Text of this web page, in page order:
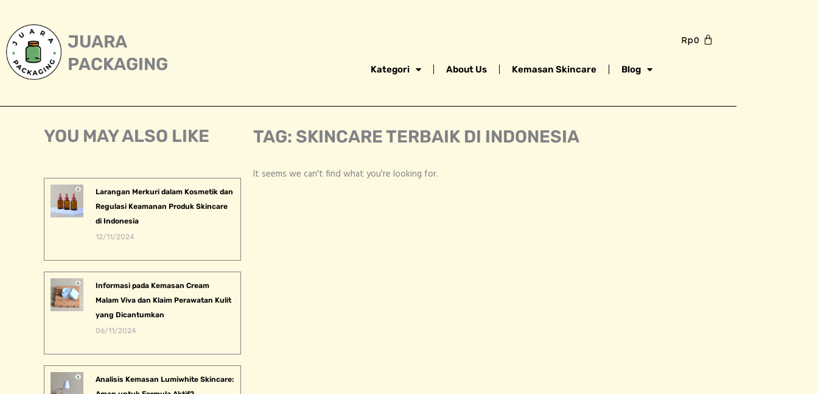
content
JUARA
PACKAGING
Rp0
Kategori About Us Kemasan Skincare Blog
YOU MAY ALSO LIKE
Larangan Merkuri dalam Kosmetik dan
Regulasi Keamanan Produk Skincare
di Indonesia
12/11/2024
Informasi pada Kemasan Cream
Malam Viva dan Klaim Perawatan Kulit
yang Dicantumkan
06/11/2024
Analisis Kemasan Lumiwhite Skincare:
TAG: SKINCARE TERBAIK DI INDONESIA
It seems we can't find what you're looking for.